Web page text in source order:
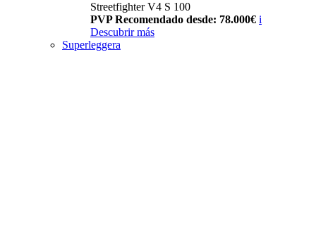
Streetfighter V4 S 100
PVP Recomendado desde: 78.000€ i
Descubrir más
Superleggera